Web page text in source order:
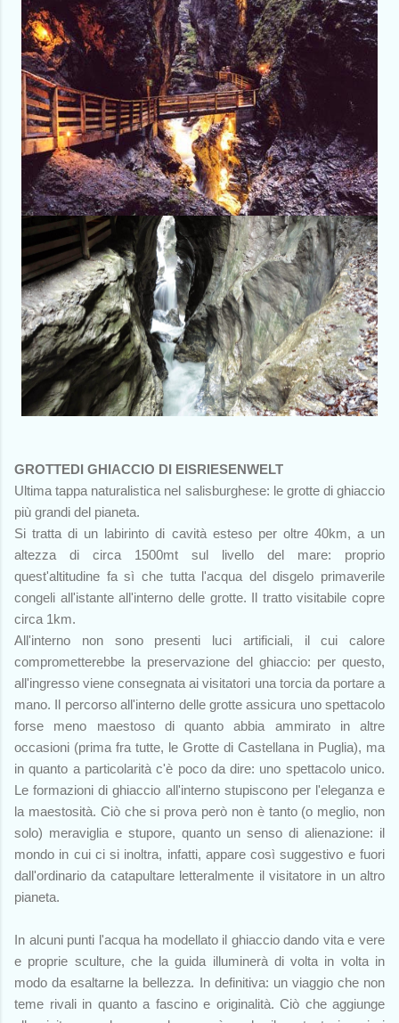
GROTTEDI GHIACCIO DI EISRIESENWELT
Ultima tappa naturalistica nel salisburghese: le grotte di ghiaccio
più grandi del pianeta.
Si tratta di un labirinto di cavità esteso per oltre 40km, a un
altezza di circa 1500mt sul livello del mare: proprio
quest'altitudine fa sì che tutta l'acqua del disgelo primaverile
congeli all'istante all'interno delle grotte. Il tratto visitabile copre
circa 1km.
All'interno non sono presenti luci artificiali, il cui calore
comprometterebbe la preservazione del ghiaccio: per questo,
all'ingresso viene consegnata ai visitatori una torcia da portare a
mano. Il percorso all'interno delle grotte assicura uno spettacolo
forse meno maestoso di quanto abbia ammirato in altre
occasioni (prima fra tutte, le Grotte di Castellana in Puglia), ma
in quanto a particolarità c'è poco da dire: uno spettacolo unico.
Le formazioni di ghiaccio all'interno stupiscono per l'eleganza e
la maestosità. Ciò che si prova però non è tanto (o meglio, non
solo) meraviglia e stupore, quanto un senso di alienazione: il
mondo in cui ci si inoltra, infatti, appare così suggestivo e fuori
dall'ordinario da catapultare letteralmente il visitatore in un altro
pianeta.
In alcuni punti l'acqua ha modellato il ghiaccio dando vita e vere
e proprie sculture, che la guida illuminerà di volta in volta in
modo da esaltarne la bellezza. In definitiva: un viaggio che non
teme rivali in quanto a fascino e originalità. Ciò che aggiunge